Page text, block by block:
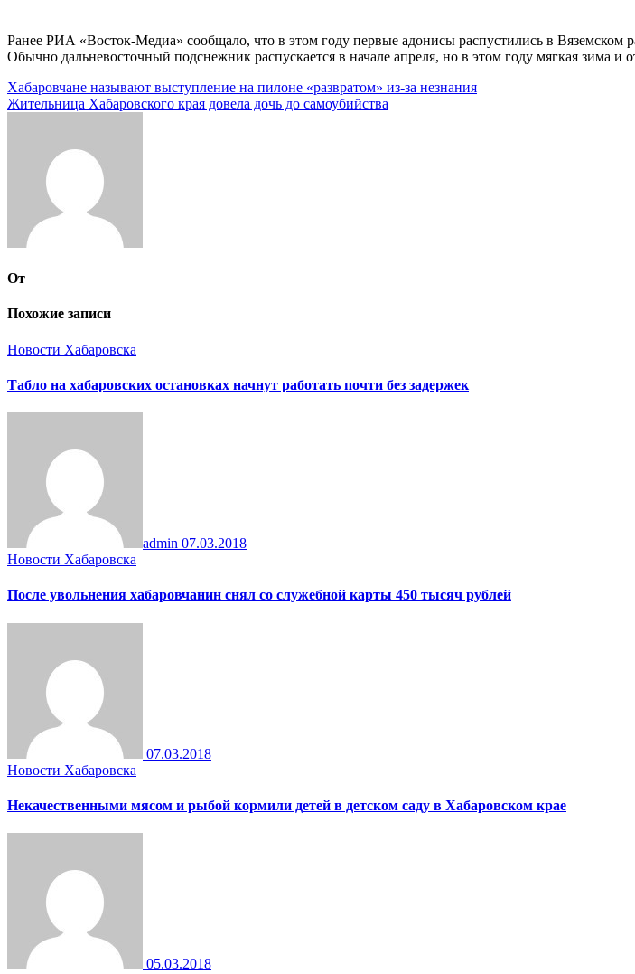
Ранее РИА «Восток-Медиа» сообщало, что в этом году первые адонисы распустились в
Обычно дальневосточный подснежник распускается в начале апреля, но в этом году мягкая зима
Навигация
по
Хабаровчане называют выступление на пилоне «развратом» из-за незнания
Жительница Хабаровского края довела дочь до самоубийства
От
Похожие записи
Новости Хабаровска
Табло на хабаровских остановках начнут работать почти без задержек
admin 07.03.2018
Новости Хабаровска
После увольнения хабаровчанин снял со служебной карты 450 тысяч рублей
07.03.2018
Новости Хабаровска
Некачественными мясом и рыбой кормили детей в детском саду в Хабаровском крае
05.03.2018